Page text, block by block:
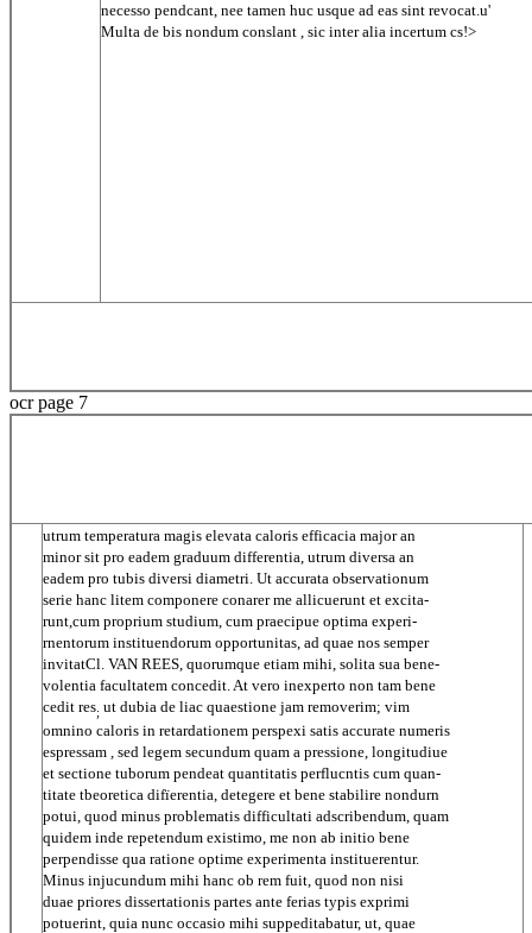
necesso pendcant, nee tamen huc usque ad eas sint revocat.u'
Multa de bis nondum conslant , sic inter alia incertum cs!>
ocr page 7
utrum temperatura magis elevata caloris efficacia major an
minor sit pro eadem graduum differentia, utrum diversa an
eadem pro tubis diversi diametri. Ut accurata observationum
serie hanc litem componere conarer me allicuerunt et excita-
runt,cum proprium studium, cum praecipue optima experi-
rnentorum instituendorum opportunitas, ad quae nos semper
invitatCl. VAN REES, quorumque etiam mihi, solita sua bene-
volentia facultatem concedit. At vero inexperto non tam bene
cedit res; ut dubia de liac quaestione jam removerim; vim
omnino caloris in retardationem perspexi satis accurate numeris
espressam sed legem secundum quam a pressione, longitudiue
et sectione tuborum pendeat quantitatis perflucntis cum quan-
titate tbeoretica difïerentia, detegere et bene stabilire nondurn
potui, quod minus problematis difficultati adscribendum, quam
quidem inde repetendum existimo, me non ab initio bene
perpendisse qua ratione optime experimenta instituerentur.
Minus injucundum mihi hanc ob rem fuit, quod non nisi
duae priores dissertationis partes ante ferias typis exprimi
potuerint, quia nunc occasio mihi suppeditabatur, ut, quae